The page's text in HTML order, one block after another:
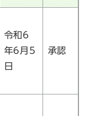
令和6
年6月5
日
承認